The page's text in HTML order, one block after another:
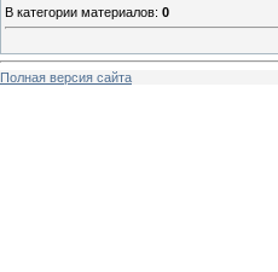
В категории материалов: 0
Полная версия сайта